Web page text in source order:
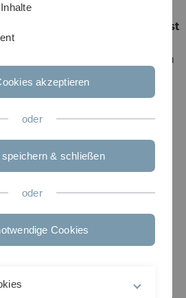
bei Jugendlichen angesagt,
ist. Doch die Qualität ist meist
kurz. Viele dieser
unter fragwürdigen sozialen
produziert. Um in der
Jährigen das Bewusstsein für
zu stärken, fördert die
Umwelt
Technischen Universität Berlin
an diesem Projekt: In
Format können die
und Durchführung aktiv
werden sich an dem Projekt
Berlin, Ulm und dem Umkreis.
auf billige Textilien mit
nach kurzer Zeit entsorgt
Professor Martin Müller,
akzeptieren
oder
& schließen
oder
Cookies